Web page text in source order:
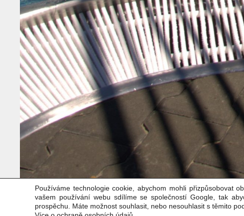
Používáme technologie cookie, abychom mohli přizpůsobovat
vašem používání webu sdílíme se společností Google, tak
prospěchu. Máte možnost souhlasit, nebo nesouhlasit s těmito